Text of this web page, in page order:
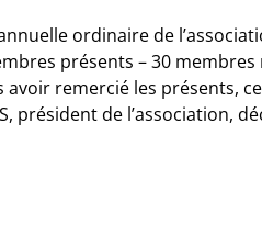
ordinaire de
présents – 30
avoir remercié les présents,
président de l’association,